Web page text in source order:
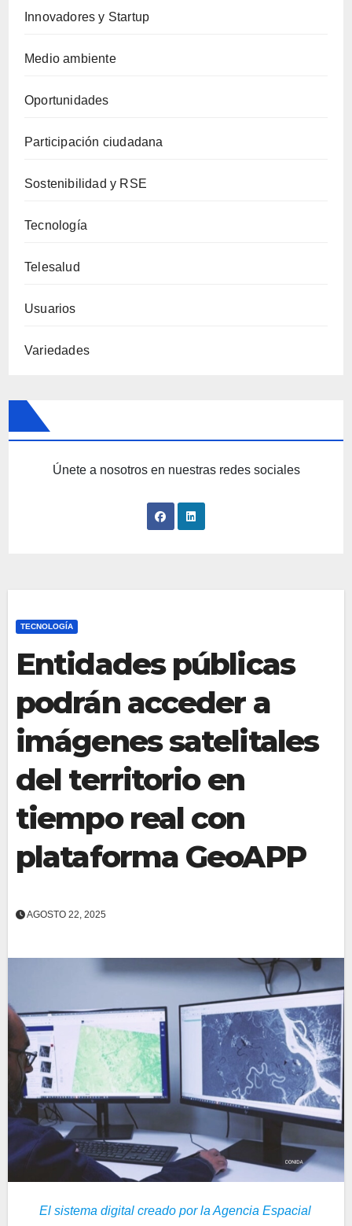
Innovadores y Startup
Medio ambiente
Oportunidades
Participación ciudadana
Sostenibilidad y RSE
Tecnología
Telesalud
Usuarios
Variedades
Únete a nosotros en nuestras redes sociales
TECNOLOGÍA
Entidades públicas
podrán acceder a
imágenes satelitales
del territorio en
tiempo real con
plataforma GeoAPP
AGOSTO 22, 2025
El sistema digital creado por la Agencia Espacial